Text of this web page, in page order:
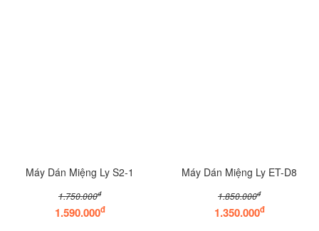
Máy Dán Miệng Ly S2-1
1.750.000đ
1.590.000đ
Máy Dán Miệng Ly ET-D8
1.850.000đ
1.350.000đ